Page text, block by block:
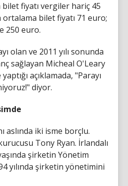
fiyatı vergiler hariç 45
bilet fiyatı 71 euro;
250 euro.
olan ve 2011 yılı sonunda
sağlayan Micheal O'Leary
açıklamada, "Parayı
diyor.
aslında iki isme borçlu.
Tony Ryan. İrlandalı
şirketin Yönetim
yılında şirketin yönetimini